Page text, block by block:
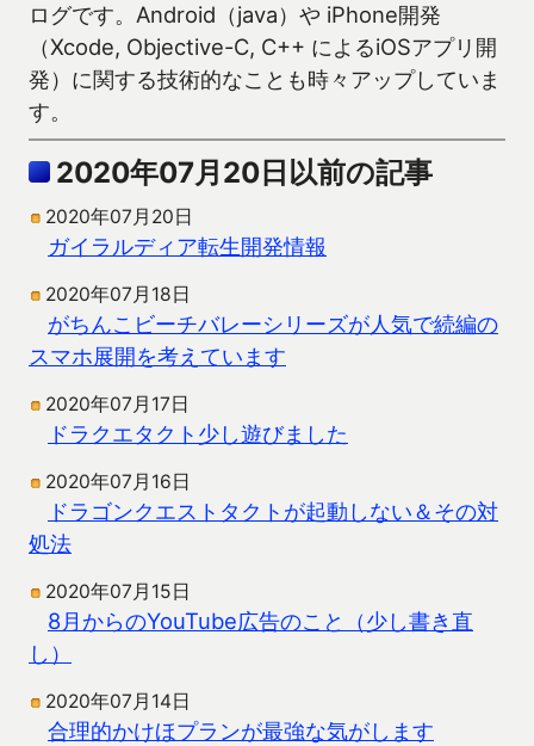
ログです。Android（java）や iPhone開発
（Xcode, Objective-C, C++ によるiOSアプリ開
発）に関する技術的なことも時々アップしていま
す。
2020年07月20日以前の記事
2020年07月20日
ガイラルディア転生開発情報
2020年07月18日
がちんこビーチバレーシリーズが人気で続編の
スマホ展開を考えています
2020年07月17日
ドラクエタクト少し遊びました
2020年07月16日
ドラゴンクエストタクトが起動しない＆その対
処法
2020年07月15日
8月からのYouTube広告のこと（少し書き直
し）
2020年07月14日
合理的かけほプランが最強な気がします